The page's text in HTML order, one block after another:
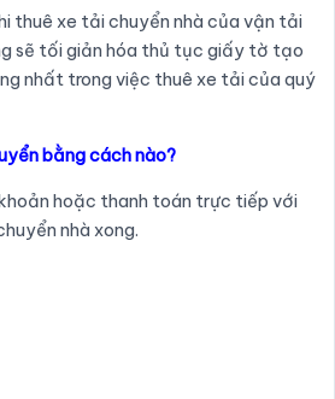
thuê xe tải chuyển nhà của vận tải
sẽ tối giản hóa thủ tục giấy tờ tạo
nhất trong việc thuê xe tải của quý
bằng cách nào?
hoặc thanh toán trực tiếp với
nhà xong.